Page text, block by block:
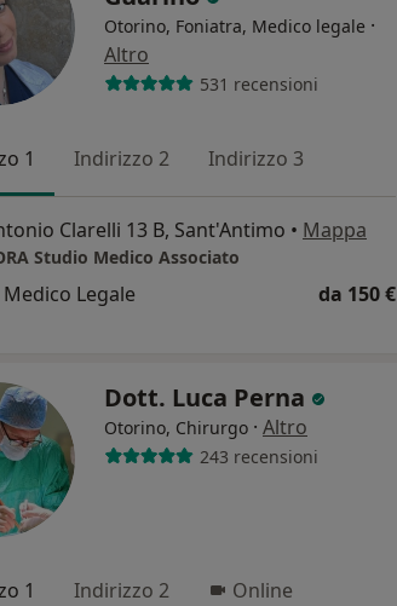
Otorino, Foniatra, Medico legale ·
Altro
531 recensioni
1 Indirizzo 2 Indirizzo 3
Clarelli 13 B, Sant'Antimo • Mappa
Studio Medico Associato
Legale da 150 €
Dott. Luca Perna
Otorino, Chirurgo · Altro
243 recensioni
1 Indirizzo 2 Online